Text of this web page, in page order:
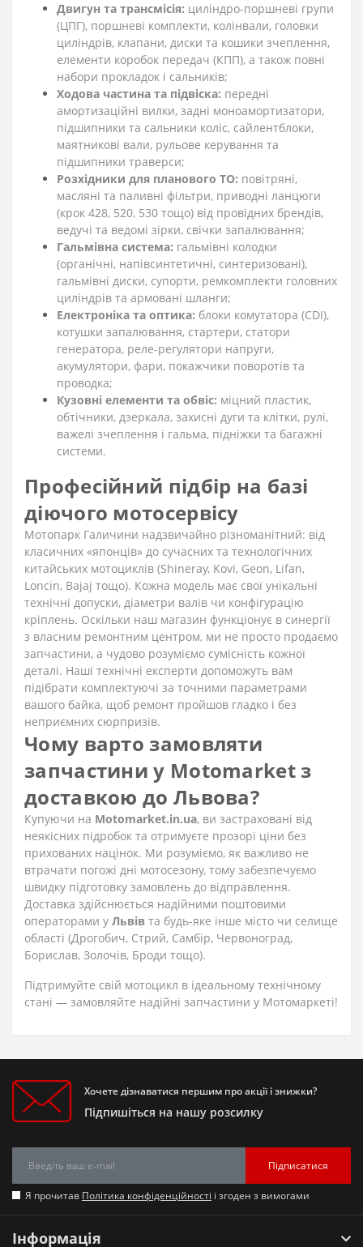
Двигун та трансмісія: циліндро-поршневі групи
(ЦПГ), поршневі комплекти, колінвали, головки
циліндрів, клапани, диски та кошики зчеплення,
елементи коробок передач (КПП), а також повні
набори прокладок і сальників;
Ходова частина та підвіска: передні
амортизаційні вилки, задні моноамортизатори,
підшипники та сальники коліс, сайлентблоки,
маятникові вали, рульове керування та
підшипники траверси;
Розхідники для планового ТО: повітряні,
масляні та паливні фільтри, приводні ланцюги
(крок 428, 520, 530 тощо) від провідних брендів,
ведучі та ведомі зірки, свічки запалювання;
Гальмівна система: гальмівні колодки
(органічні, напівсинтетичні, синтеризовані),
гальмівні диски, супорти, ремкомплекти головних
циліндрів та армовані шланги;
Електроніка та оптика: блоки комутатора (CDI),
котушки запалювання, стартери, статори
генератора, реле-регулятори напруги,
акумулятори, фари, покажчики поворотів та
проводка;
Кузовні елементи та обвіс: міцний пластик,
обтічники, дзеркала, захисні дуги та клітки, рулі,
важелі зчеплення і гальма, підніжки та багажні
системи.
Професійний підбір на базі
діючого мотосервісу
Мотопарк Галичини надзвичайно різноманітний: від
класичних «японців» до сучасних та технологічних
китайських мотоциклів (Shineray, Kovi, Geon, Lifan,
Loncin, Bajaj тощо). Кожна модель має свої унікальні
технічні допуски, діаметри валів чи конфігурацію
кріплень. Оскільки наш магазин функціонує в синергії
з власним ремонтним центром, ми не просто продаємо
запчастини, а чудово розуміємо сумісність кожної
деталі. Наші технічні експерти допоможуть вам
підібрати комплектуючі за точними параметрами
вашого байка, щоб ремонт пройшов гладко і без
неприємних сюрпризів.
Чому варто замовляти
запчастини у Motomarket з
доставкою до Львова?
Купуючи на Motomarket.in.ua, ви застраховані від
неякісних підробок та отримуєте прозорі ціни без
прихованих націнок. Ми розуміємо, як важливо не
втрачати погожі дні мотосезону, тому забезпечуємо
швидку підготовку замовлень до відправлення.
Доставка здійснюється надійними поштовими
операторами у Львів та будь-яке інше місто чи селище
області (Дрогобич, Стрий, Самбір, Червоноград,
Борислав, Золочів, Броди тощо).
Підтримуйте свій мотоцикл в ідеальному технічному
стані — замовляйте надійні запчастини у Мотомаркеті!
Хочете дізнаватися першим про акції і знижки?
Підпишіться на нашу розсилку
Підписатися
Я прочитав Політика конфіденційності і згоден з вимогами
Інформація